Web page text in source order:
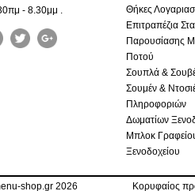
- 8.30μμ .
Θήκες
Επιτραπέζια
Παρουσίασης
Ποτού
Σουπλά &
Σουμέν &
Πληροφοριών
Δωματίων
Μπλοκ
Ξενοδοχείου
shop.gr 2026 Κορυφαίος